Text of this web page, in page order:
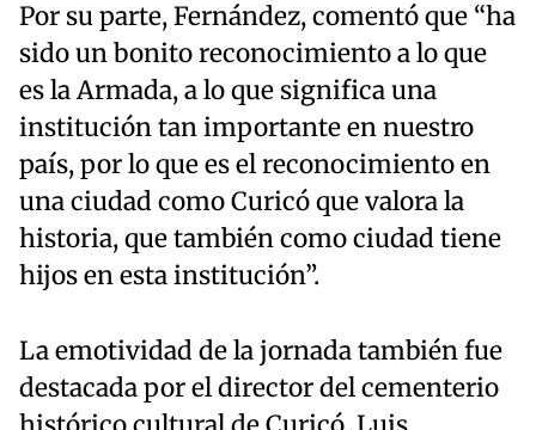
Por su parte, Fernández, comentó que “ha
sido un bonito reconocimiento a lo que
es la Armada, a lo que significa una
institución tan importante en nuestro
país, por lo que es el reconocimiento en
una ciudad como Curicó que valora la
historia, que también como ciudad tiene
hijos en esta institución”.
La emotividad de la jornada también fue
destacada por el director del cementerio